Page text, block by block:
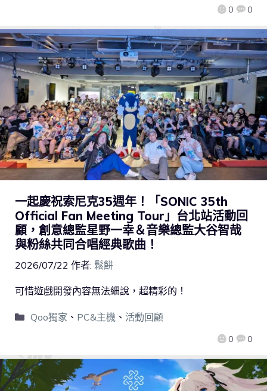
0 0
一起慶祝索尼克35週年！「SONIC 35th
Official Fan Meeting Tour」台北站活動回
顧，創意總監星野一幸＆音樂總監大谷智哉
與粉絲共同合唱經典歌曲！
2026/07/22 作者: 鬆餅
0 0
可惜遊戲開發內容無法細說，超精彩的！
Qoo獨家 、 PC&主機 、 活動回顧